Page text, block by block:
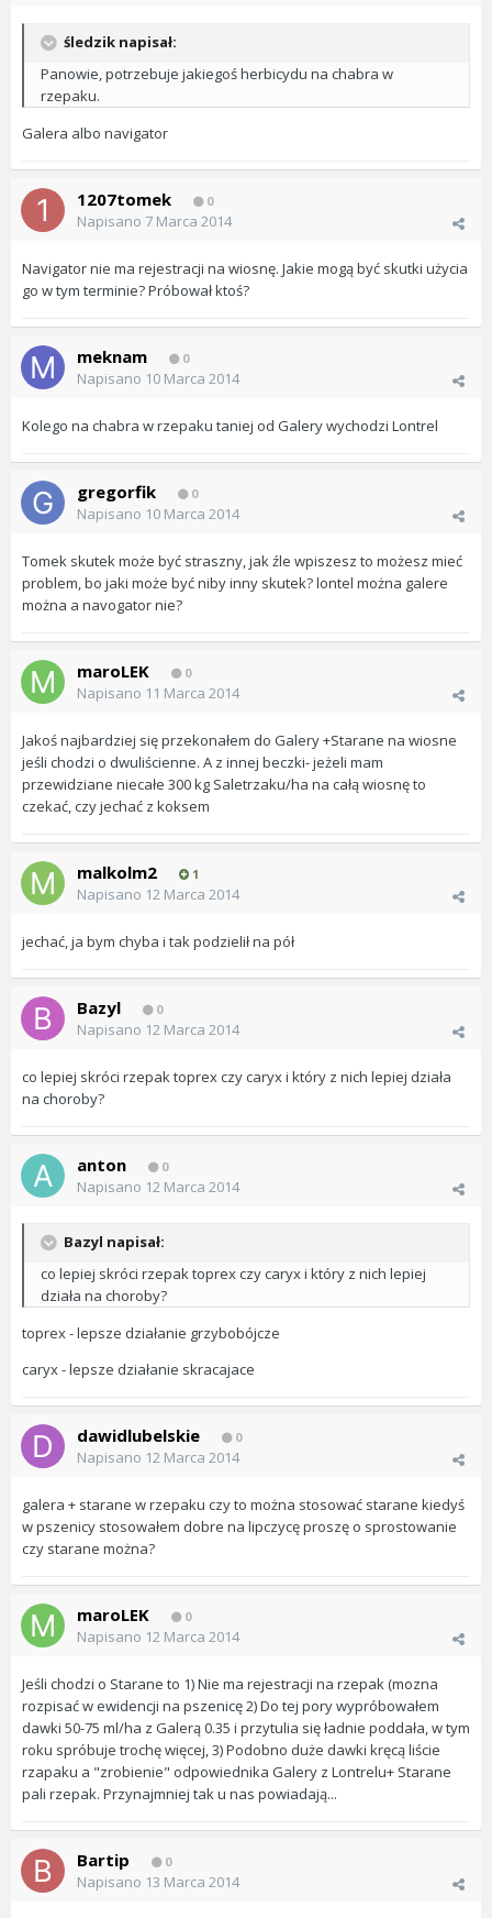
śledzik napisał:
Panowie, potrzebuje jakiegoś herbicydu na chabra w
rzepaku.
Galera albo navigator
1207tomek 0
Napisano 7 Marca 2014
Navigator nie ma rejestracji na wiosnę. Jakie mogą być skutki użycia
go w tym terminie? Próbował ktoś?
meknam 0
Napisano 10 Marca 2014
Kolego na chabra w rzepaku taniej od Galery wychodzi Lontrel
gregorfik 0
Napisano 10 Marca 2014
Tomek skutek może być straszny, jak źle wpiszesz to możesz mieć
problem, bo jaki może być niby inny skutek? lontel można galere
można a navogator nie?
maroLEK 0
Napisano 11 Marca 2014
Jakoś najbardziej się przekonałem do Galery +Starane na wiosne
jeśli chodzi o dwuliścienne. A z innej beczki- jeżeli mam
przewidziane niecałe 300 kg Saletrzaku/ha na całą wiosnę to
czekać, czy jechać z koksem
malkolm2 1
Napisano 12 Marca 2014
jechać, ja bym chyba i tak podzielił na pół
Bazyl 0
Napisano 12 Marca 2014
co lepiej skróci rzepak toprex czy caryx i który z nich lepiej działa
na choroby?
anton 0
Napisano 12 Marca 2014
Bazyl napisał:
co lepiej skróci rzepak toprex czy caryx i który z nich lepiej
działa na choroby?
toprex - lepsze działanie grzybobójcze
caryx - lepsze działanie skracajace
dawidlubelskie 0
Napisano 12 Marca 2014
galera + starane w rzepaku czy to można stosować starane kiedyś
w pszenicy stosowałem dobre na lipczycę proszę o sprostowanie
czy starane można?
maroLEK 0
Napisano 12 Marca 2014
Jeśli chodzi o Starane to 1) Nie ma rejestracji na rzepak (mozna
rozpisać w ewidencji na pszenicę 2) Do tej pory wypróbowałem
dawki 50-75 ml/ha z Galerą 0.35 i przytulia się ładnie poddała, w tym
roku spróbuje trochę więcej, 3) Podobno duże dawki kręcą liście
rzapaku a "zrobienie" odpowiednika Galery z Lontrelu+ Starane
pali rzepak. Przynajmniej tak u nas powiadają...
Bartip 0
Napisano 13 Marca 2014